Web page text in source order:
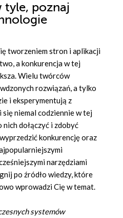
tyle, poznaj
tworzeniem stron i aplikacji
a konkurencja w tej
Wielu twórców
rozwiązań, a tylko
i eksperymentują z
niemal codziennie w tej
nich dołączyć i zdobyć
konkurencję oraz
narzędziami
po źródło wiedzy, które
wprowadzi Cię w temat.
systemów